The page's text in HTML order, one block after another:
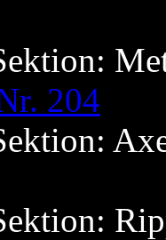
204